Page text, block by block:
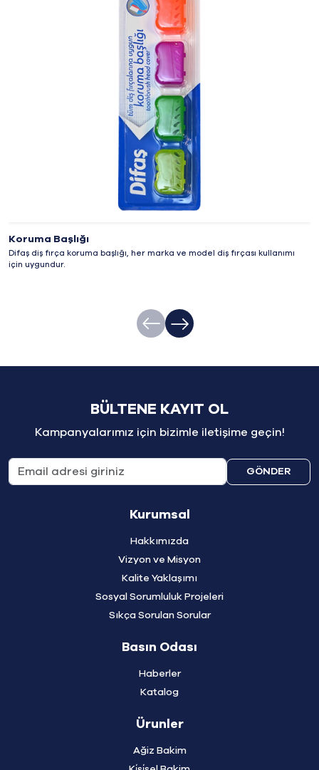
Koruma Başlığı
Difaş diş fırça koruma başlığı, her marka ve model diş fırçası kullanımı
için uygundur.
BÜLTENE KAYIT OL
Kampanyalarımız için bizimle iletişime geçin!
GÖNDER
Kurumsal
Hakkımızda
Vizyon ve Misyon
Kalite Yaklaşımı
Sosyal Sorumluluk Projeleri
Sıkça Sorulan Sorular
Basın Odası
Haberler
Katalog
Ürunler
Ağiz Bakim